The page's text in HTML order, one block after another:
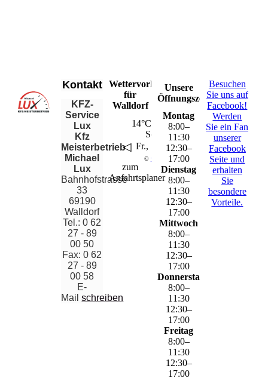
Kontakt
KFZ-
Service
Lux
Kfz
Meisterbetrieb
Michael
Lux
Bahnhofstrasse
33
69190
Walldorf
Tel.: 0 62
27 - 89
00 50
Fax: 0 62
27 - 89
00 58
E-
Mailschreiben
Wettervorhersage
für
Walldorf
14°C – 28°C
Sonnig
◁ Fr., 7. Aug.. ▶
© wetter.net
zum
Anfahrtsplaner
Unsere
Öffnungszeiten
Montag
8:00–
11 :30
12:30–
17:00
Dienstag
8:00–
11 :30
12:30–
17:00
Mittwoch
8:00–
11 :30
12:30–
17:00
Donnerstag
8:00–
11 :30
12:30–
17:00
Freitag
8:00–
11 :30
12:30–
17:00
Besuchen
Sie uns auf
Facebook!
Werden
Sie ein Fan
unserer
Facebook
Seite und
erhalten
Sie
besondere
Vorteile.